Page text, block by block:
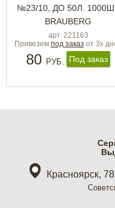
№23/10, ДО 50Л.
BRAUBERG
арт. 221163
Привезем под заказ от 3х
80 РУБ. Под заказ
Красноярск,